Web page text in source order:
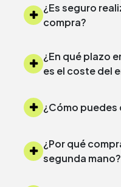
¿Es seguro realizar el pago de una
compra?
¿En qué plazo enviamos tu compra y cuál
es el coste
¿Cómo
¿Por qué comprar un producto de
segunda mano?